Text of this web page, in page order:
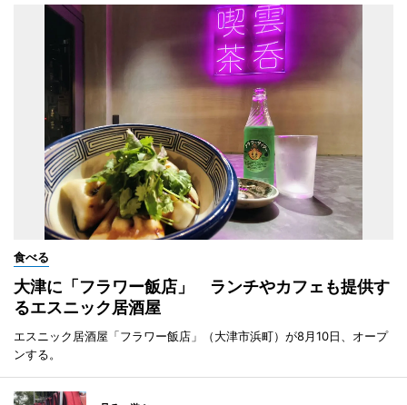
食べる
大津に「フラワー飯店」 ランチやカフェも提供す
るエスニック居酒屋
エスニック居酒屋「フラワー飯店」（大津市浜町）が8月10日、オープ
ンする。